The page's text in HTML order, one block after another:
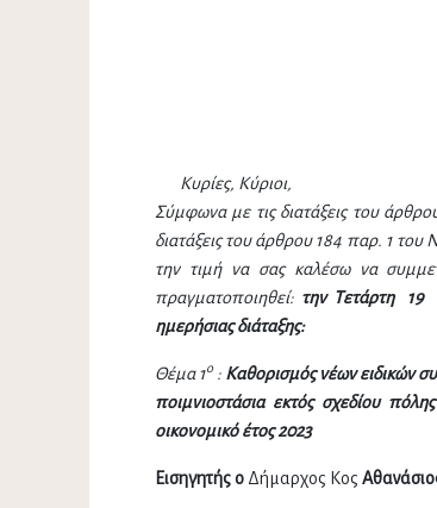
Κυρίες, Κύριοι,
Σύμφωνα με τις διατάξεις του
διατάξεις του άρθρου 184 παρ. 1
την τιμή να σας καλέσω να
πραγματοποιηθεί: την Τετάρτη 19
ημερήσιας διάταξης:
Θέμα 1ο : Καθορισμός νέων ειδικών
ποιμνιοστάσια εκτός σχεδίου
οικονομικό έτος 2023
Εισηγητής ο Δήμαρχος Κος